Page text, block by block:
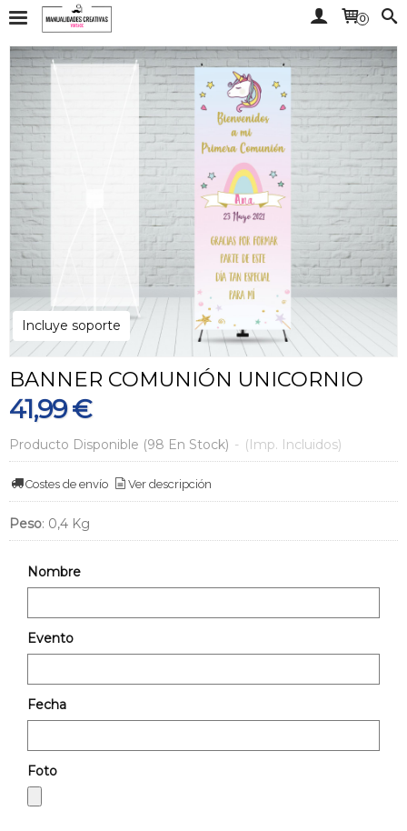
0
Incluye soporte
BANNER COMUNIÓN UNICORNIO
41,99 €
Producto Disponible (98 En Stock) - (Imp. Incluidos)
Costes de envío Ver descripción
Peso: 0,4 Kg
Nombre
Evento
Fecha
Foto